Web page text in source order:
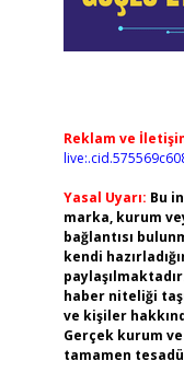
Reklam ve
Yasal Uyarı: Bu
marka, kurum
bağlantısı
kendi
haber niteliği
ve kişiler
Gerçek kurum
tamamen